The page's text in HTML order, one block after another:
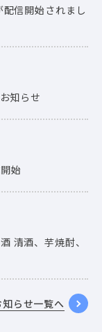
配信開始されまし
知らせ
始
清酒、芋焼酎、
知らせ一覧へ